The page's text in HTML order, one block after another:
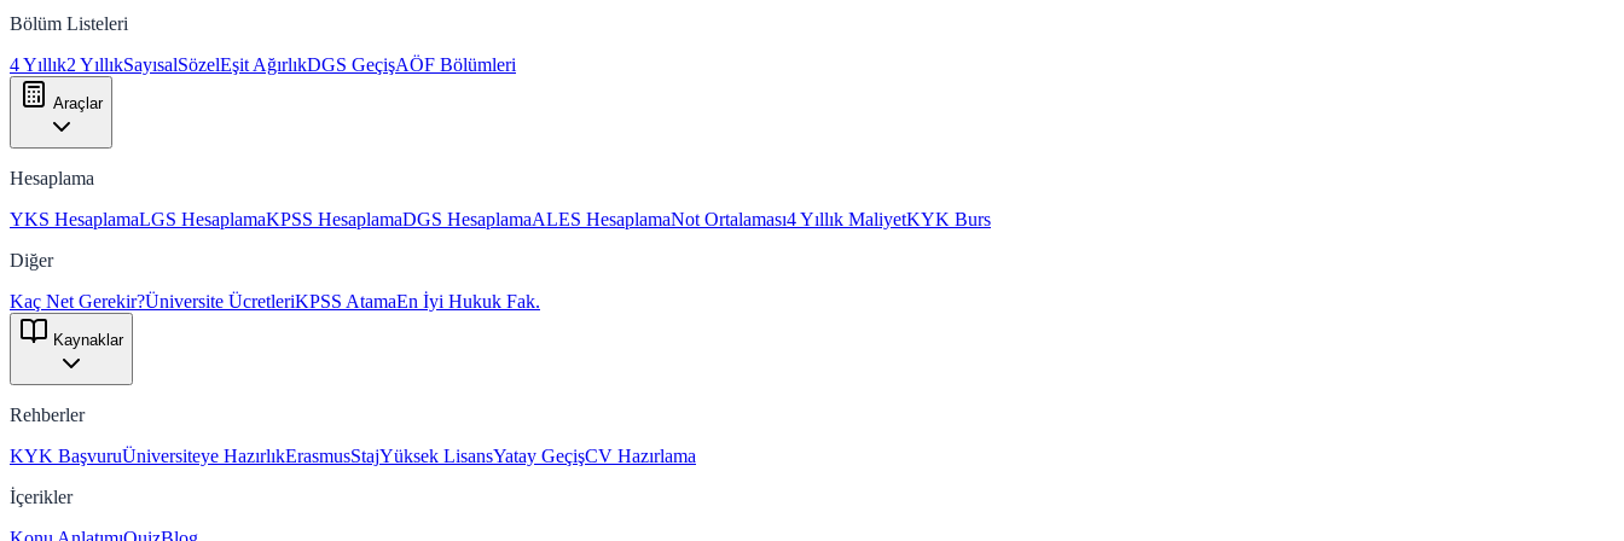
Bölüm Listeleri
4 Yıllık2 YıllıkSayısalSözelEşit AğırlıkDGS GeçişAÖF Bölümleri
Araçlar
Hesaplama
YKS HesaplamaLGS HesaplamaKPSS HesaplamaDGS HesaplamaALES HesaplamaNot Ortalaması4 Yıllık MaliyetKYK Burs
Diğer
Kaç Net Gerekir?Üniversite ÜcretleriKPSS AtamaEn İyi Hukuk Fak.
Kaynaklar
Rehberler
KYK BaşvuruÜniversiteye HazırlıkErasmusStajYüksek LisansYatay GeçişCV Hazırlama
İçerikler